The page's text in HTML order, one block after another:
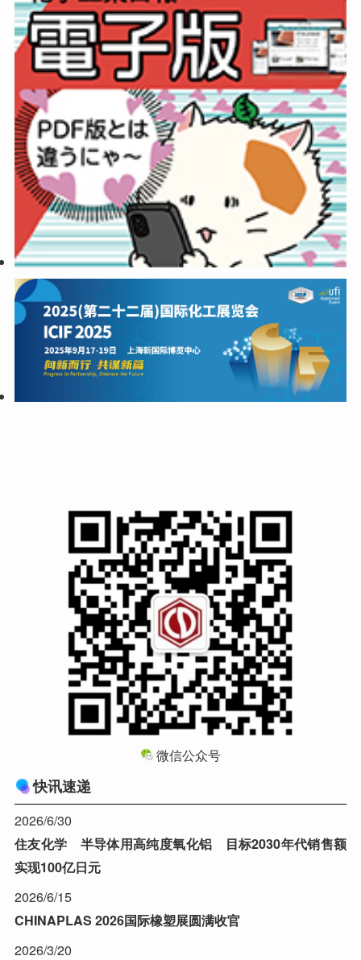
微信公众号
快讯速递
2026/6/30
住友化学 半导体用高纯度氧化铝 目标2030年代销售额
实现100亿日元
2026/6/15
CHINAPLAS 2026国际橡塑展圆满收官
2026/3/20